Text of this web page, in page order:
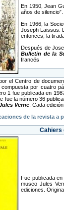
En 1950, Jean
años de
En 1966, la
Joseph Laissus.
entonces, la
Después de
Bulletin de la
francés
el Centro de
por cuatro
1 fue publicada en
fue la número 36
Verne . Cada
de la revista a
Cahiers
Fue publicada
museo Jules
ediciones.